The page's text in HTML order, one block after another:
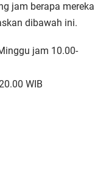
jam berapa mereka
dibawah ini.
jam 10.00-
WIB